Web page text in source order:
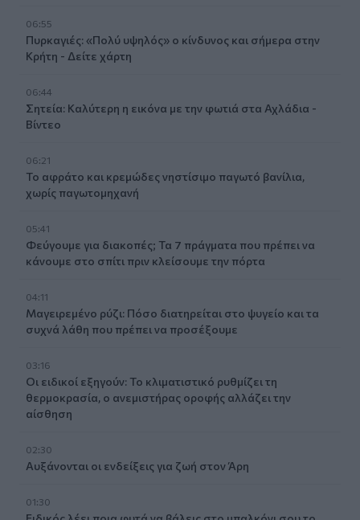
06:55
Πυρκαγιές: «Πολύ υψηλός» ο κίνδυνος και σήμερα στην
Κρήτη - Δείτε χάρτη
06:44
Σητεία: Καλύτερη η εικόνα με την φωτιά στα Αχλάδια -
Βίντεο
06:21
Το αφράτο και κρεμώδες νηστίσιμο παγωτό βανίλια,
χωρίς παγωτομηχανή
05:41
Φεύγουμε για διακοπές; Τα 7 πράγματα που πρέπει να
κάνουμε στο σπίτι πριν κλείσουμε την πόρτα
04:11
Μαγειρεμένο ρύζι: Πόσο διατηρείται στο ψυγείο και τα
συχνά λάθη που πρέπει να προσέξουμε
03:16
Οι ειδικοί εξηγούν: Το κλιματιστικό ρυθμίζει τη
θερμοκρασία, ο ανεμιστήρας οροφής αλλάζει την
αίσθηση
02:30
Αυξάνονται οι ενδείξεις για ζωή στον Άρη
01:30